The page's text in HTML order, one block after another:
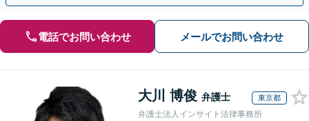
電話でお問い合わせ メールでお問い合わせ
大川 博俊 弁護士 東京都
弁護士法人インサイト法律事務所